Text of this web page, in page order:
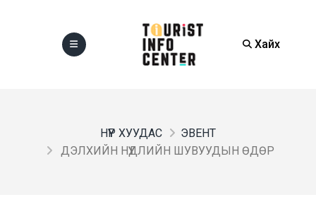
Хайх
НҮҮР ХУУДАС
ЭВЕНТ
ДЭЛХИЙН НҮҮДЛИЙН ШУВУУДЫН ӨДӨР